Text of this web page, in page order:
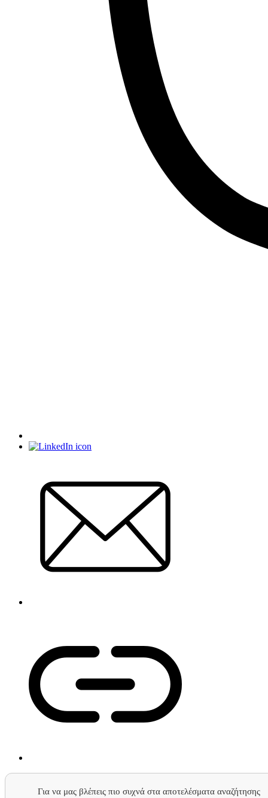
Για να μας βλέπεις πιο συχνά στα αποτελέσματα αναζήτησης